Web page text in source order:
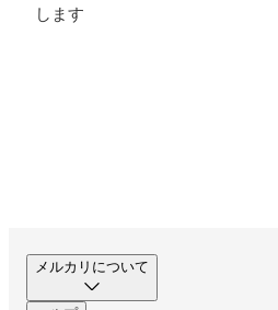
します
メルカリについて